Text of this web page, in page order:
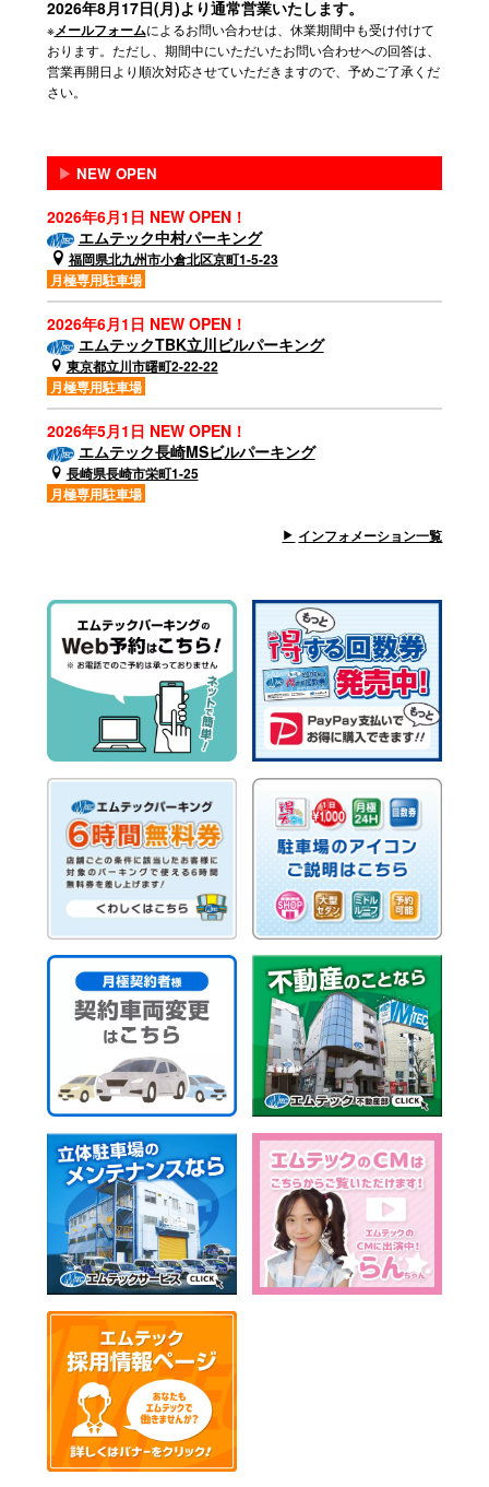
2026年8月17日(月)より通常営業いたします。
※メールフォームによるお問い合わせは、休業期間中も受け付けて
おります。ただし、期間中にいただいたお問い合わせへの回答は、
営業再開日より順次対応させていただきますので、予めご了承くだ
さい。
▶ NEW OPEN
2026年6月1日 NEW OPEN！
エムテック中村パーキング
福岡県北九州市小倉北区京町1-5-23
月極専用駐車場
2026年6月1日 NEW OPEN！
エムテックTBK立川ビルパーキング
東京都立川市曙町2-22-22
月極専用駐車場
2026年5月1日 NEW OPEN！
エムテック長崎MSビルパーキング
長崎県長崎市栄町1-25
月極専用駐車場
インフォメーション一覧